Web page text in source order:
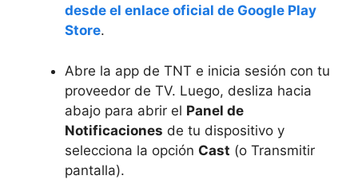
desde el enlace oficial de Google Play
Store.
Abre la app de TNT e inicia sesión con tu
proveedor de TV. Luego, desliza hacia
abajo para abrir el Panel de
Notificaciones de tu dispositivo y
selecciona la opción Cast (o Transmitir
pantalla).